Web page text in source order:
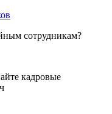
сотрудникам?
кадровые